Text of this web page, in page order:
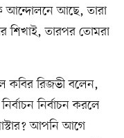
আন্দোলনে আছে, তারা
শিখাই, তারপর তোমরা
কবির রিজভী বলেন,
নির্বাচন করলে
আপনি আগে